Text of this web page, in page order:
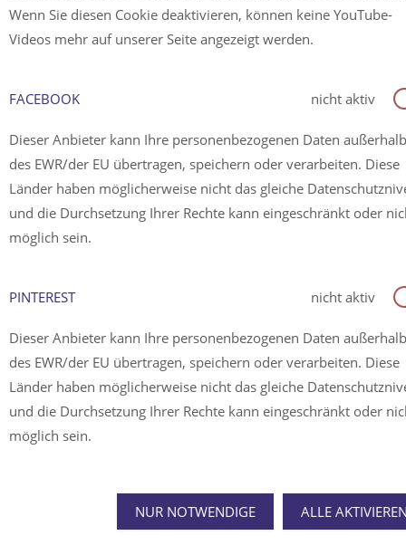
Wenn Sie diesen Cookie deaktivieren, können keine YouTube-
Videos mehr auf unserer Seite angezeigt werden.
FACEBOOK nicht aktiv
Dieser Anbieter kann Ihre personenbezogenen Daten außerhalb
des EWR/der EU übertragen, speichern oder verarbeiten. Diese
Länder haben möglicherweise nicht das gleiche
und die Durchsetzung Ihrer Rechte kann eingeschränkt oder
möglich sein.
PINTEREST nicht aktiv
Dieser Anbieter kann Ihre personenbezogenen Daten außerhalb
des EWR/der EU übertragen, speichern oder verarbeiten. Diese
Länder haben möglicherweise nicht das gleiche
und die Durchsetzung Ihrer Rechte kann eingeschränkt oder
möglich sein.
NUR NOTWENDIGE ALLE